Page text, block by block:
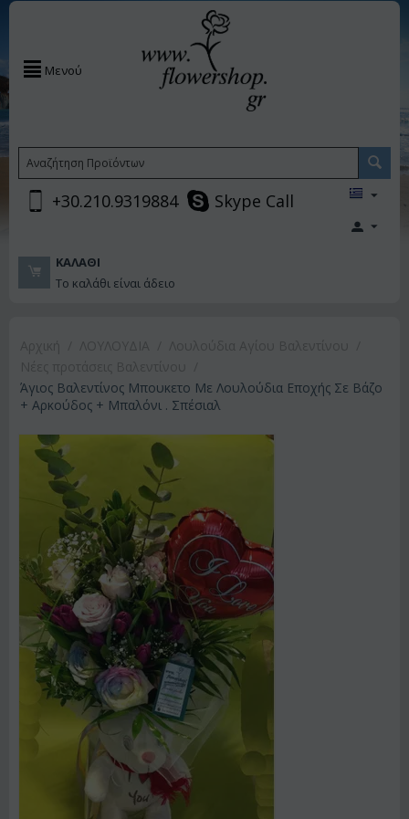
Μενού
+30.210.9319884 Skype Call
ΚΑΛΆΘΙ
Το καλάθι είναι άδειο
Άγιος Βαλεντίνος Μπουκετο Με Λουλούδια Εποχής Σε Βάζο
+ Αρκούδος + Μπαλόνι . Σπέσιαλ